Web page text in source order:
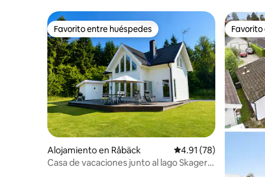
Favorito entre huéspedes
Favorito entre huéspedes
Alojamiento en Råbäck Calificación promedio:
4.91 (78)
Casa de vacaciones junto al lago Skagern:
Favorito